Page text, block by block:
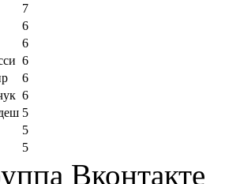
7
6
6
6
6
6
5
5
5
Вконтакте